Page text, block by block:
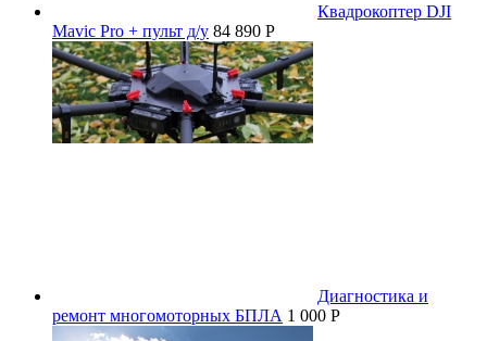
Квадрокоптер DJI
Mavic Pro + пульт д/у 84 890 P
Диагностика и
ремонт многомоторных БПЛА 1 000 P